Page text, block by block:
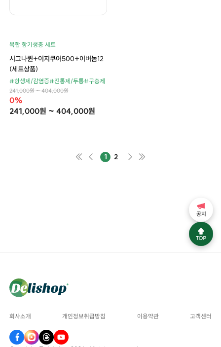
복합 항기생충 세트
시그나퀸+이지쿠어500+이버놈12
(세트상품)
#항생제/감염증#진통제/두통#구충제
241,000원 ~ 404,000원
0%
241,000원 ~ 404,000원
1 2
회사소개 개인정보취급방침 이용약관 고객센터
공지